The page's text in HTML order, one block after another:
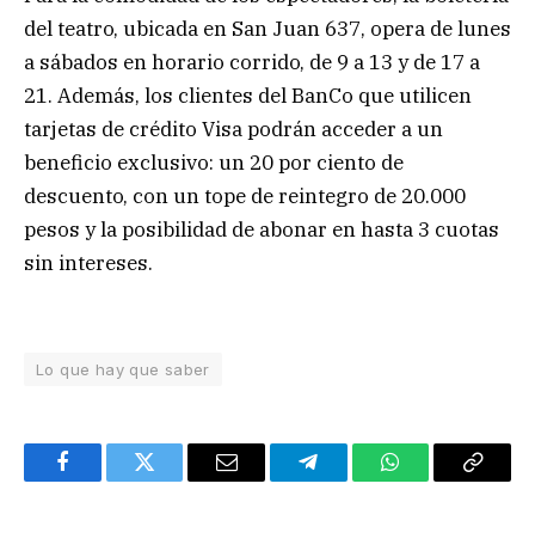
del teatro, ubicada en San Juan 637, opera de lunes
a sábados en horario corrido, de 9 a 13 y de 17 a
21. Además, los clientes del BanCo que utilicen
tarjetas de crédito Visa podrán acceder a un
beneficio exclusivo: un 20 por ciento de
descuento, con un tope de reintegro de 20.000
pesos y la posibilidad de abonar en hasta 3 cuotas
sin intereses.
Lo que hay que saber
FacebookTwitter Email TelegramWhatsAppCopy